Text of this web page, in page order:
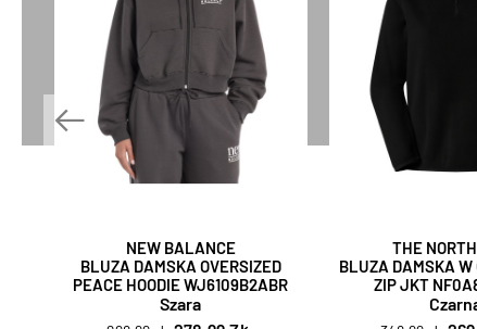
NEW BALANCE
BLUZA DAMSKA OVERSIZED
PEACE HOODIE WJ6109B2ABR
Szara
THE
BLUZA DAMSKA W
ZIP JKT